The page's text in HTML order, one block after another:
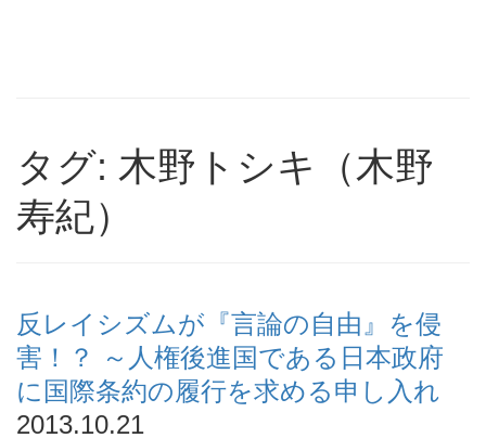
タグ: 木野トシキ（木野
寿紀）
反レイシズムが『言論の自由』を侵
害！？ ～人権後進国である日本政府
に国際条約の履行を求める申し入れ
2013.10.21